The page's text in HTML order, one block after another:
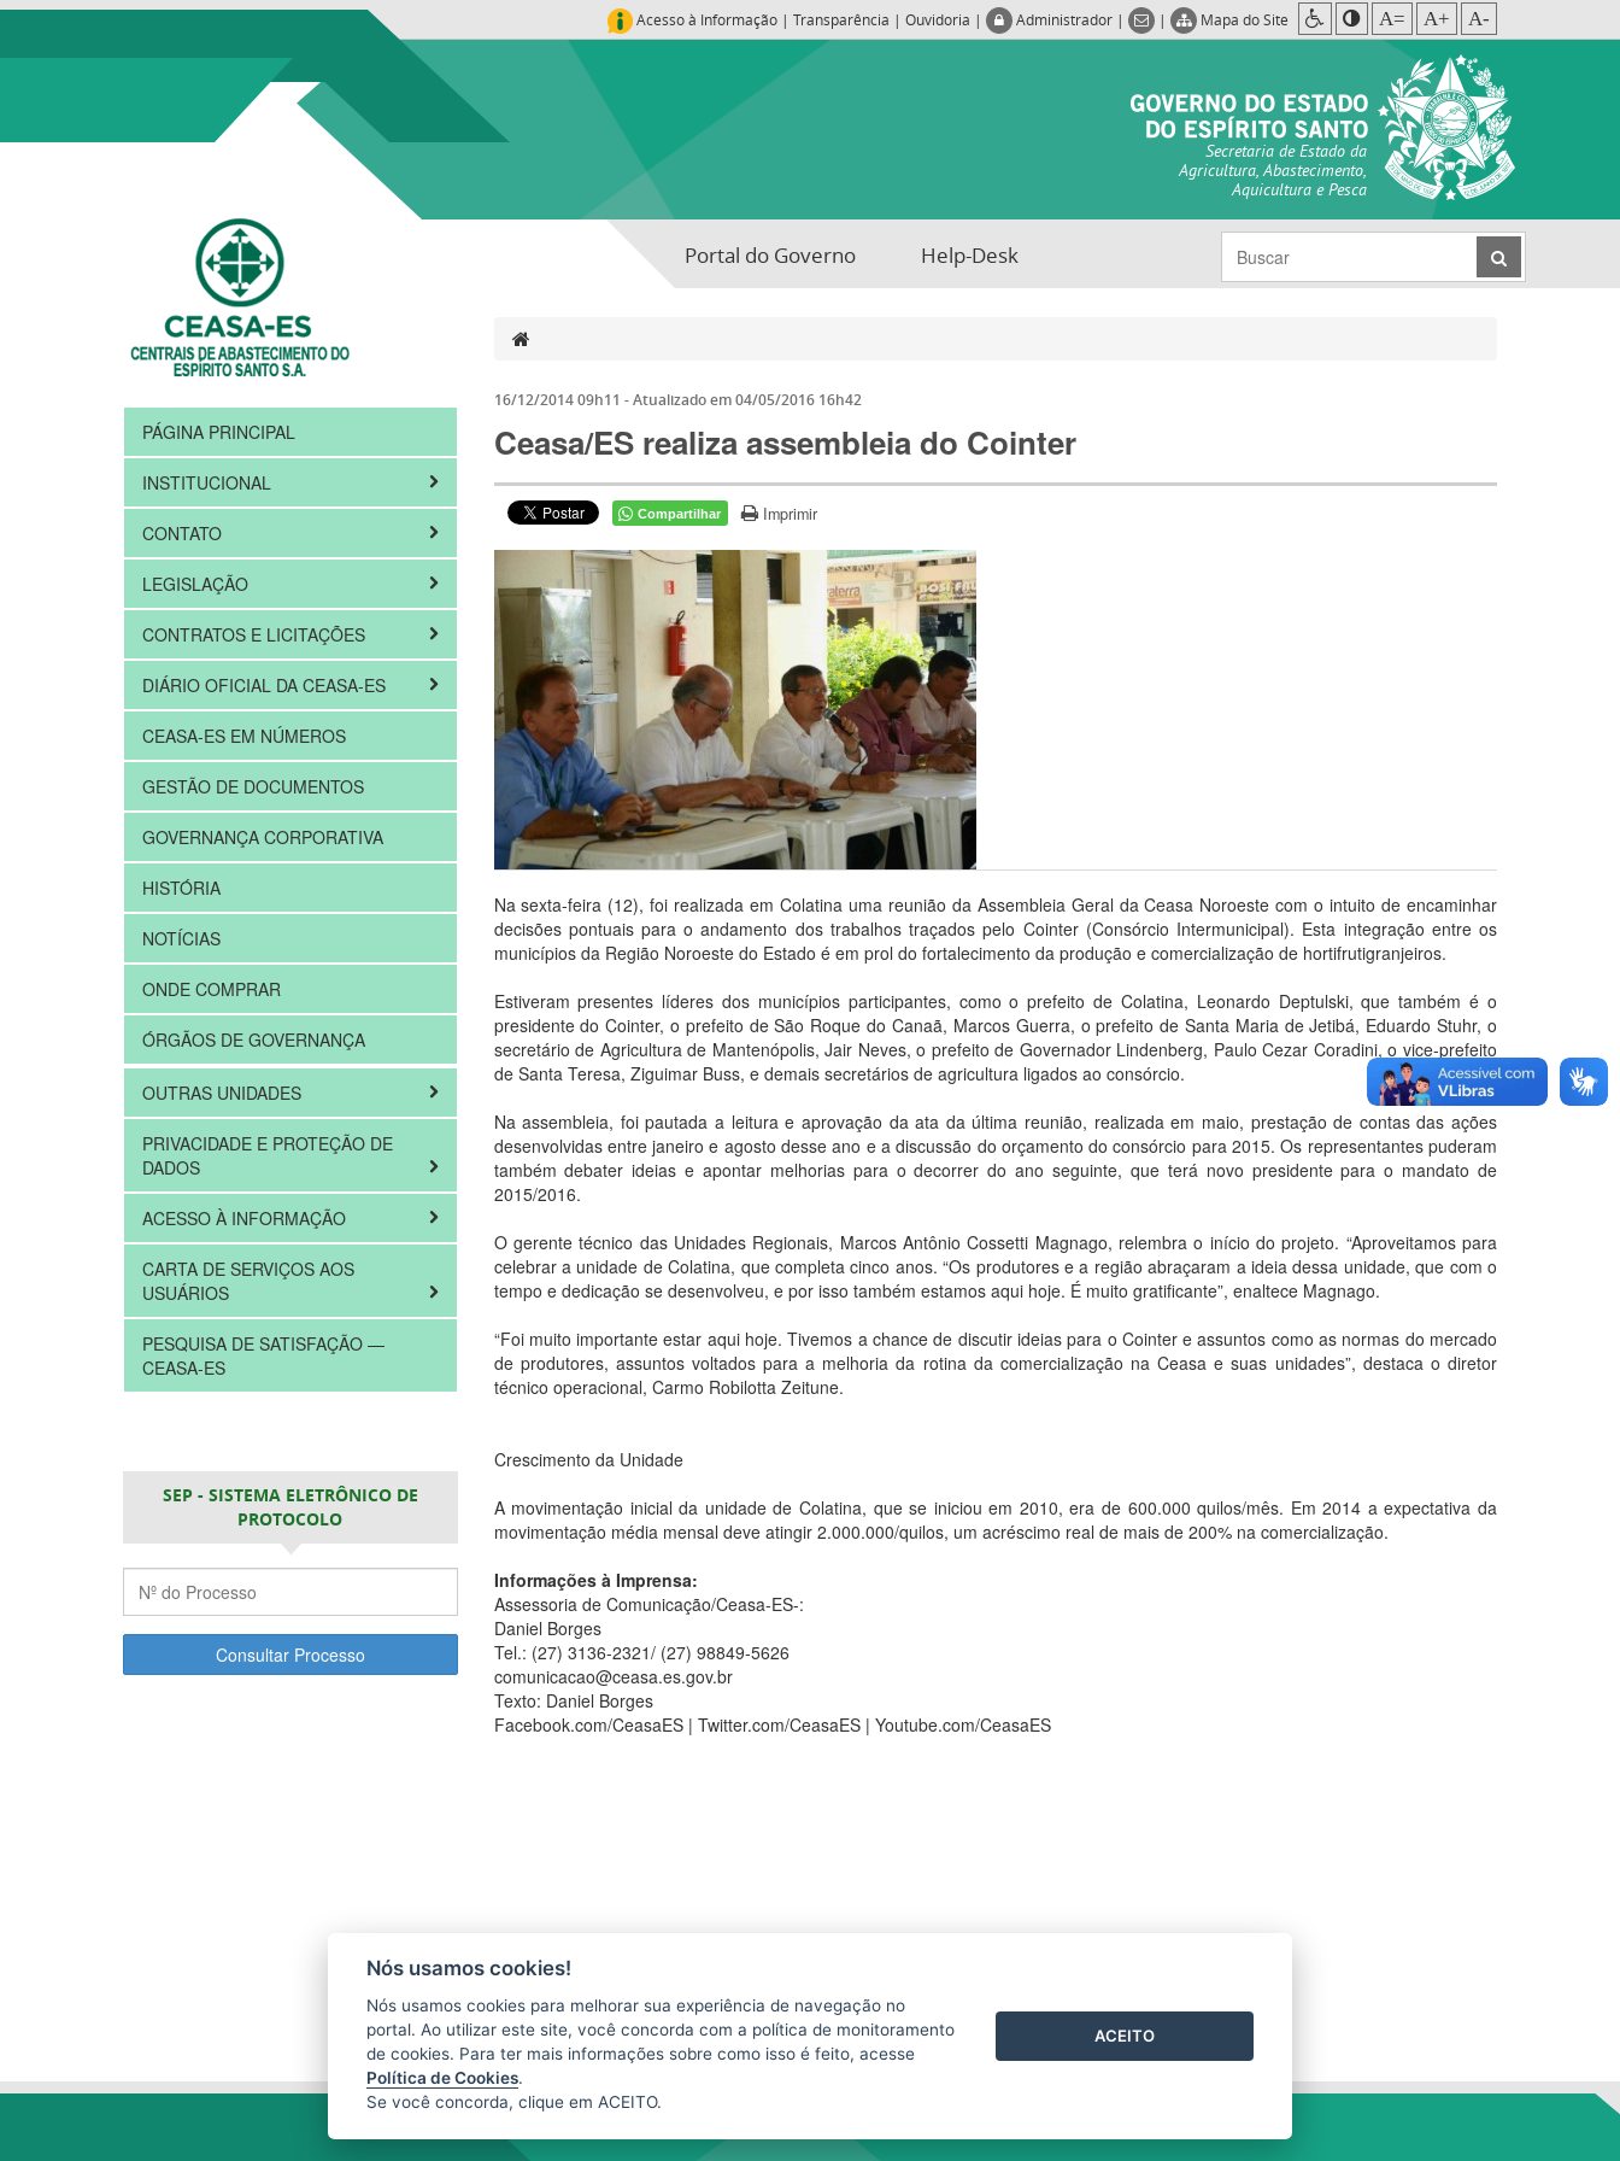
Acesso à Informação | Transparência | Ouvidoria | Administrador | | Mapa do Site A= A+ A-
Secretaria de Estado da
Agricultura, Abastecimento,
Aquicultura e Pesca
Portal do Governo Help-Desk
PÁGINA PRINCIPAL
INSTITUCIONAL
CONTATO
LEGISLAÇÃO
CONTRATOS E LICITAÇÕES
DIÁRIO OFICIAL DA CEASA-ES
CEASA-ES EM NÚMEROS
GESTÃO DE DOCUMENTOS
GOVERNANÇA CORPORATIVA
HISTÓRIA
NOTÍCIAS
ONDE COMPRAR
ÓRGÃOS DE GOVERNANÇA
OUTRAS UNIDADES
PRIVACIDADE E PROTEÇÃO DE
DADOS
ACESSO À INFORMAÇÃO
CARTA DE SERVIÇOS AOS
USUÁRIOS
PESQUISA DE SATISFAÇÃO —
CEASA-ES
SEP - SISTEMA ELETRÔNICO DE
PROTOCOLO
Consultar Processo
16/12/2014 09h11 - Atualizado em04/05/2016 16h42
Ceasa/ES realiza assembleia do Cointer
Compartilhar Imprimir
Na sexta-feira (12), foi realizada em Colatina uma reunião da Assembleia Geral da Ceasa Noroeste com o intuito de encaminhar
decisões pontuais para o andamento dos trabalhos traçados pelo Cointer (Consórcio Intermunicipal). Esta integração entre os
municípios da Região Noroeste do Estado é em prol do fortalecimento da produção e comercialização de hortifrutigranjeiros.
Estiveram presentes líderes dos municípios participantes, como o prefeito de Colatina, Leonardo Deptulski, que também é o
presidente do Cointer, o prefeito de São Roque do Canaã, Marcos Guerra, o prefeito de Santa Maria de Jetibá, Eduardo Stuhr, o
secretário de Agricultura de Mantenópolis, Jair Neves, o prefeito de Governador Lindenberg, Paulo Cezar Coradini, o vice-prefeito
de Santa Teresa, Ziguimar Buss, e demais secretários de agricultura ligados ao consórcio.
Na assembleia, foi pautada a leitura e aprovação da ata da última reunião, realizada em maio, prestação de contas das ações
desenvolvidas entre janeiro e agosto desse ano e a discussão do orçamento do consórcio para 2015. Os representantes puderam
também debater ideias e apontar melhorias para o decorrer do ano seguinte, que terá novo presidente para o mandato de
2015/2016.
O gerente técnico das Unidades Regionais, Marcos Antônio Cossetti Magnago, relembra o início do projeto. “Aproveitamos para
celebrar a unidade de Colatina, que completa cinco anos. “Os produtores e a região abraçaram a ideia dessa unidade, que com o
tempo e dedicação se desenvolveu, e por isso também estamos aqui hoje. É muito gratificante”, enaltece Magnago.
“Foi muito importante estar aqui hoje. Tivemos a chance de discutir ideias para o Cointer e assuntos como as normas do mercado
de produtores, assuntos voltados para a melhoria da rotina da comercialização na Ceasa e suas unidades”, destaca o diretor
técnico operacional, Carmo Robilotta Zeitune.
Crescimento da Unidade
A movimentação inicial da unidade de Colatina, que se iniciou em 2010, era de 600.000 quilos/mês. Em 2014 a expectativa da
movimentação média mensal deve atingir 2.000.000/quilos, um acréscimo real de mais de 200% na comercialização.
Informações à Imprensa:
Assessoria de Comunicação/Ceasa-ES-:
Daniel Borges
Tel.: (27) 3136-2321/ (27) 98849-5626
comunicacao@ceasa.es.gov.br
Texto: Daniel Borges
Facebook.com/CeasaES | Twitter.com/CeasaES | Youtube.com/CeasaES
Nós usamos cookies!
Nós usamos cookies para melhorar sua experiência de navegação no
portal. Ao utilizar este site, você concorda com a política de monitoramento
de cookies. Para ter mais informações sobre como isso é feito, acesse
Política de Cookies.
Se você concorda, clique em ACEITO.
ACEITO